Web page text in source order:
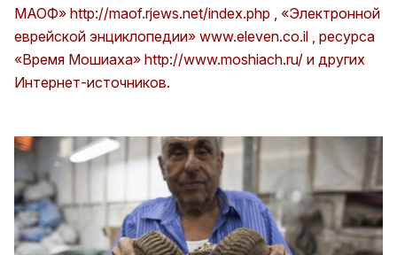
МАОФ» http://maof.rjews.net/index.php , «Электронной
еврейской энциклопедии» www.eleven.co.il , ресурса
«Время Мошиаха» http://www.moshiach.ru/ и других
Интернет-источников.